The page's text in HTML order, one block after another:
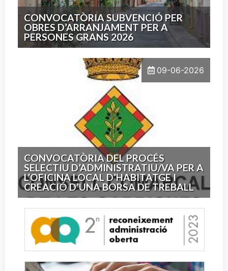
CONVOCATÒRIA SUBVENCIÓ PER
OBRES D’ARRANJAMENT PER A
PERSONES GRANS 2026
09-06-2026
CONVOCATÒRIA DEL PROCÉS
SELECTIU D’ADMINISTRATIU/VA PER A
L’OFICINA LOCAL D’HABITATGE I
CREACIÓ D’UNA BORSA DE TREBALL